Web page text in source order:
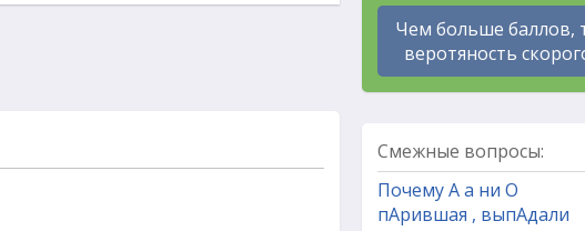
Чем больше баллов,
веротяность
Смежные вопросы:
Почему А а ни О
пАрившая , выпАдали